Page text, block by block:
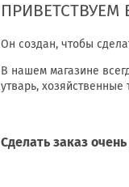
Он создан, чтобы
В нашем магазине
утварь,
Сделать заказ